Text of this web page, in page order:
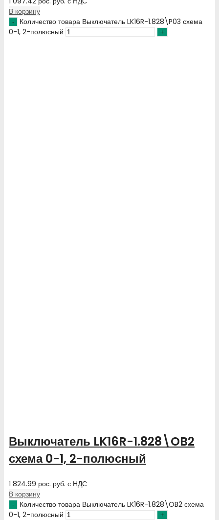
В корзину
Количество товара Выключатель LK16R-1.828\P03 схема
0-1, 2-полюсный
Выключатель LK16R-1.828\OB2
схема 0-1, 2-полюсный
1 824.99 рос. руб. с НДС
В корзину
Количество товара Выключатель LK16R-1.828\OB2 схема
0-1, 2-полюсный